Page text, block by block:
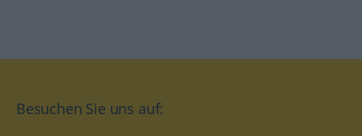
Besuchen Sie uns auf: